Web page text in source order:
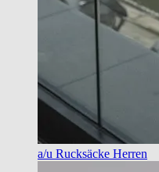
a/u Rucksäcke Herren